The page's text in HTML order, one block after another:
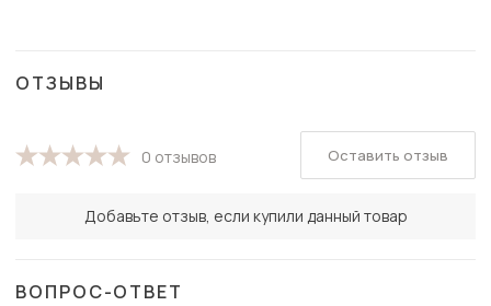
ОТЗЫВЫ
0 отзывов
Добавьте отзыв, если купили данный товар
Оставить отзыв
ВОПРОС-ОТВЕТ